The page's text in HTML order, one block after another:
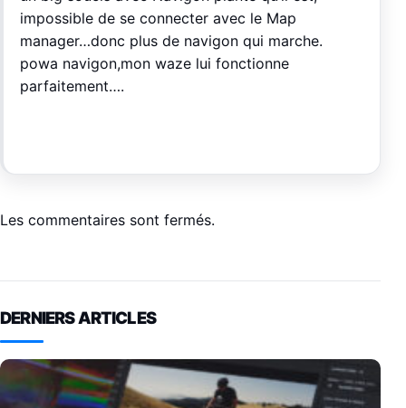
impossible de se connecter avec le Map
manager…donc plus de navigon qui marche.
powa navigon,mon waze lui fonctionne
parfaitement….
Les commentaires sont fermés.
DERNIERS ARTICLES